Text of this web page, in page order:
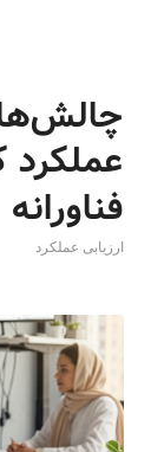
عملکرد
فناورانه
ارزیابی عملکرد